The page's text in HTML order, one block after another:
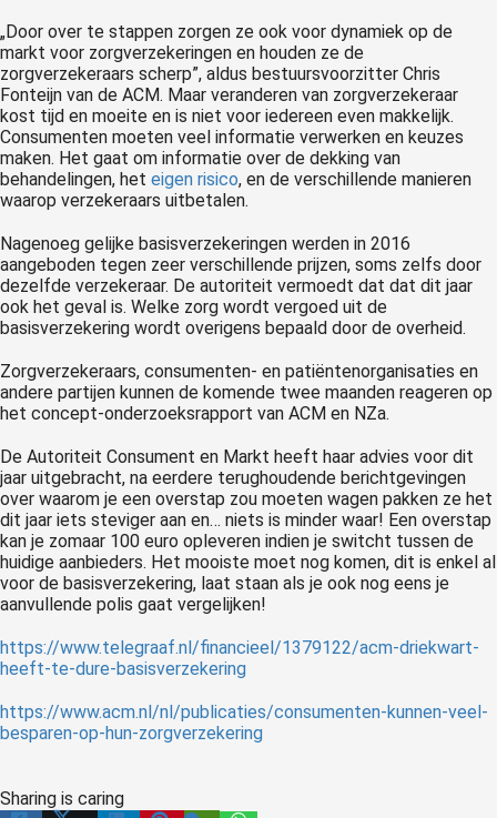
„Door over te stappen zorgen ze ook voor dynamiek op de
markt voor zorgverzekeringen en houden ze de
zorgverzekeraars scherp”, aldus bestuursvoorzitter Chris
Fonteijn van de ACM. Maar veranderen van zorgverzekeraar
kost tijd en moeite en is niet voor iedereen even makkelijk.
Consumenten moeten veel informatie verwerken en keuzes
maken. Het gaat om informatie over de dekking van
behandelingen, het eigen risico, en de verschillende manieren
waarop verzekeraars uitbetalen.
Nagenoeg gelijke basisverzekeringen werden in 2016
aangeboden tegen zeer verschillende prijzen, soms zelfs door
dezelfde verzekeraar. De autoriteit vermoedt dat dat dit jaar
ook het geval is. Welke zorg wordt vergoed uit de
basisverzekering wordt overigens bepaald door de overheid.
Zorgverzekeraars, consumenten- en patiëntenorganisaties en
andere partijen kunnen de komende twee maanden reageren op
het concept-onderzoeksrapport van ACM en NZa.
De Autoriteit Consument en Markt heeft haar advies voor dit
jaar uitgebracht, na eerdere terughoudende berichtgevingen
over waarom je een overstap zou moeten wagen pakken ze het
dit jaar iets steviger aan en… niets is minder waar! Een overstap
kan je zomaar 100 euro opleveren indien je switcht tussen de
huidige aanbieders. Het mooiste moet nog komen, dit is enkel al
voor de basisverzekering, laat staan als je ook nog eens je
aanvullende polis gaat vergelijken!
https://www.telegraaf.nl/financieel/1379122/acm-driekwart-
heeft-te-dure-basisverzekering
https://www.acm.nl/nl/publicaties/consumenten-kunnen-veel-
besparen-op-hun-zorgverzekering
Sharing is caring